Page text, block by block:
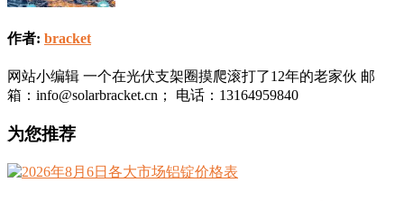
作者: bracket
网站小编辑 一个在光伏支架圈摸爬滚打了12年的老家伙 邮
箱：info@solarbracket.cn； 电话：13164959840
为您推荐